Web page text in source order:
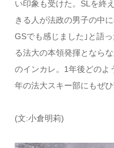
い印象も受けた。SLを終
きる人が法政の男子の中
GSでも感じました｣と語
る法大の本領発揮となら
のインカレ。1年後どのよ
年の法大スキー部にもぜひ
(文:小倉明莉)